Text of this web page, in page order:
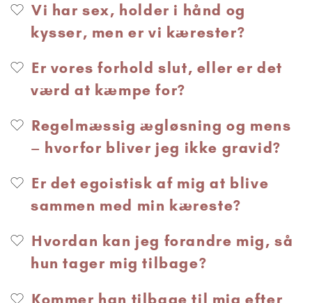
Vi har sex, holder i hånd og
kysser, men er vi kærester?
Er vores forhold slut, eller er det
værd at kæmpe for?
Regelmæssig ægløsning og mens
– hvorfor bliver jeg ikke gravid?
Er det egoistisk af mig at blive
sammen med min kæreste?
Hvordan kan jeg forandre mig, så
hun tager mig tilbage?
Kommer han tilbage til mig efter